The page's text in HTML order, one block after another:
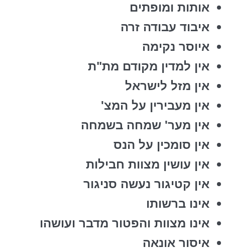
אותות ומופתים
איבוד עבודה זרה
איוסר נקימה
אין למדין מקודם מת"ת
אין מזל לישראל
אין מעבירין על המצ'
אין מער' שמחה בשמחה
אין סומכין על הנס
אין עושין מצוות חבילות
אין קטיגור נעשה סניגור
אינו ברשותו
אינו מצוות והפטור מדבר ועושהו
איסור אונאה